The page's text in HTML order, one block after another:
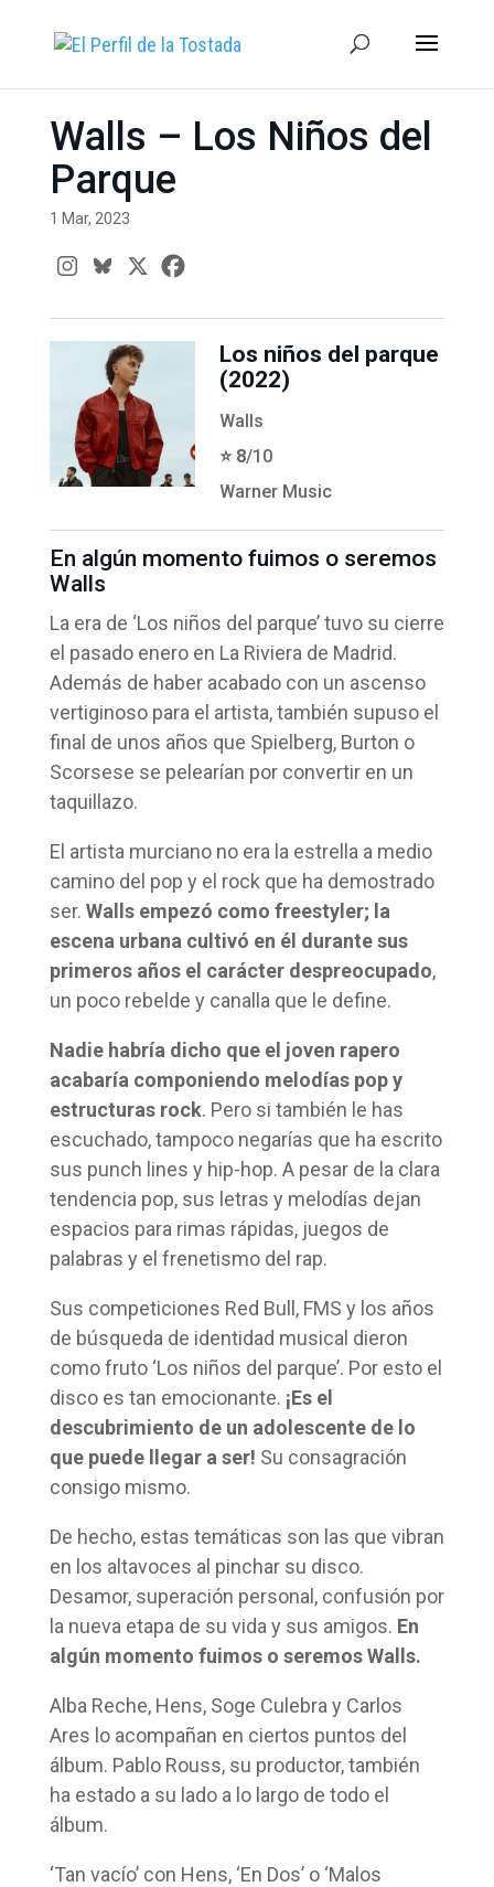
Walls – Los Niños del
Parque
1 Mar, 2023
Los niños del parque
(2022)
Walls
⭐️ 8/10
Warner Music
En algún momento fuimos o seremos
Walls
La era de ‘Los niños del parque’ tuvo su cierre
el pasado enero en La Riviera de Madrid.
Además de haber acabado con un ascenso
vertiginoso para el artista, también supuso el
final de unos años que Spielberg, Burton o
Scorsese se pelearían por convertir en un
taquillazo.
El artista murciano no era la estrella a medio
camino del pop y el rock que ha demostrado
ser. Walls empezó como freestyler; la
escena urbana cultivó en él durante sus
primeros años el carácter despreocupado,
un poco rebelde y canalla que le define.
Nadie habría dicho que el joven rapero
acabaría componiendo melodías pop y
estructuras rock. Pero si también le has
escuchado, tampoco negarías que ha escrito
sus punch lines y hip-hop. A pesar de la clara
tendencia pop, sus letras y melodías dejan
espacios para rimas rápidas, juegos de
palabras y el frenetismo del rap.
Sus competiciones Red Bull, FMS y los años
de búsqueda de identidad musical dieron
como fruto ‘Los niños del parque’. Por esto el
disco es tan emocionante. ¡Es el
descubrimiento de un adolescente de lo
que puede llegar a ser! Su consagración
consigo mismo.
De hecho, estas temáticas son las que vibran
en los altavoces al pinchar su disco.
Desamor, superación personal, confusión por
la nueva etapa de su vida y sus amigos. En
algún momento fuimos o seremos Walls.
Alba Reche, Hens, Soge Culebra y Carlos
Ares lo acompañan en ciertos puntos del
álbum. Pablo Rouss, su productor, también
ha estado a su lado a lo largo de todo el
álbum.
‘Tan vacío’ con Hens, ‘En Dos’ o ‘Malos